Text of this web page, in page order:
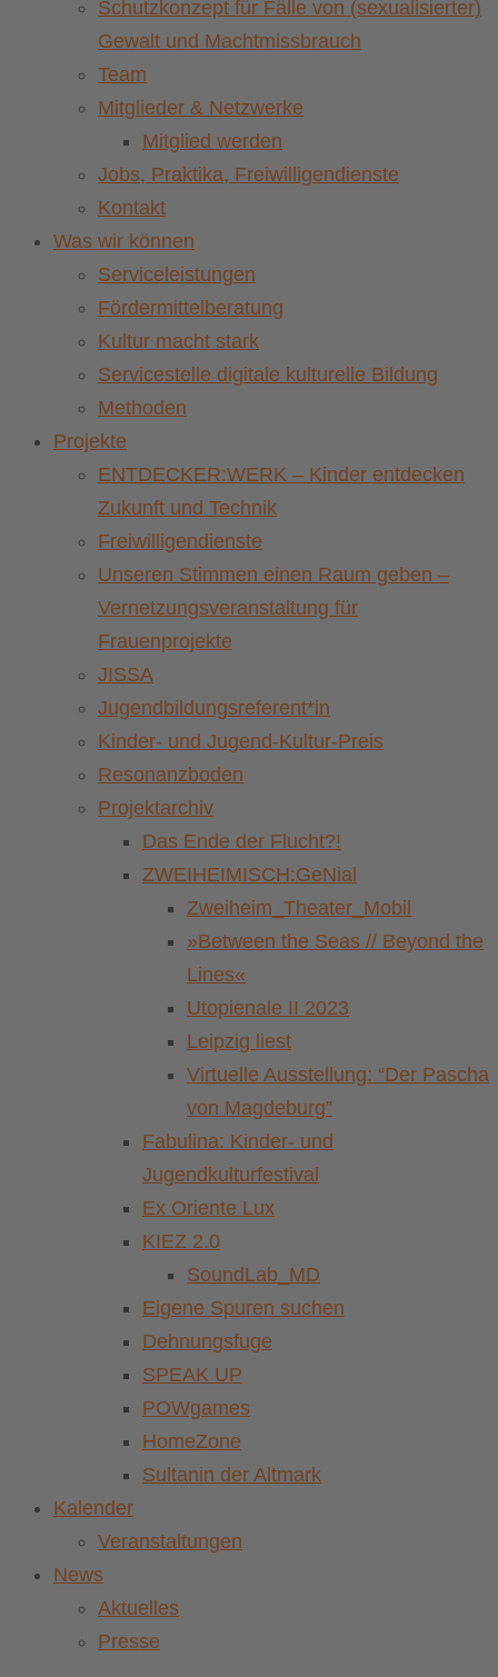
Schutzkonzept für Fälle von (sexualisierter)
Gewalt und Machtmissbrauch
Team
Mitglieder & Netzwerke
Mitglied werden
Jobs, Praktika, Freiwilligendienste
Kontakt
Was wir können
Serviceleistungen
Fördermittelberatung
Kultur macht stark
Servicestelle digitale kulturelle Bildung
Methoden
Projekte
ENTDECKER:WERK – Kinder entdecken
Zukunft und Technik
Freiwilligendienste
Unseren Stimmen einen Raum geben –
Vernetzungsveranstaltung für
Frauenprojekte
JISSA
Jugendbildungsreferent*in
Kinder- und Jugend-Kultur-Preis
Resonanzboden
Projektarchiv
Das Ende der Flucht?!
ZWEIHEIMISCH:GeNial
Zweiheim_Theater_Mobil
»Between the Seas // Beyond the
Lines«
Utopienale II 2023
Leipzig liest
Virtuelle Ausstellung: “Der Pascha
von Magdeburg”
Fabulina: Kinder- und
Jugendkulturfestival
Ex Oriente Lux
KIEZ 2.0
SoundLab_MD
Eigene Spuren suchen
Dehnungsfuge
SPEAK UP
POWgames
HomeZone
Sultanin der Altmark
Kalender
Veranstaltungen
News
Aktuelles
Presse